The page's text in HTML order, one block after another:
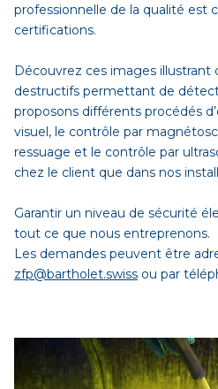
professionnelle de la qualité est
certifications.
Découvrez ces images illustrant
destructifs permettant de
proposons différents procédés
visuel, le contrôle par
ressuage et le contrôle par
chez le client que dans nos
Garantir un niveau de sécurité
tout ce que nous entreprenons.
Les demandes peuvent être
zfp@bartholet.swiss ou par